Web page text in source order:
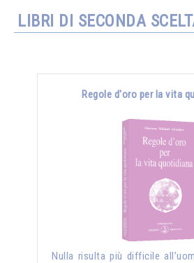
LIBRI DI SECONDA
Regole d'oro per la vita
Nulla risulta più difficile